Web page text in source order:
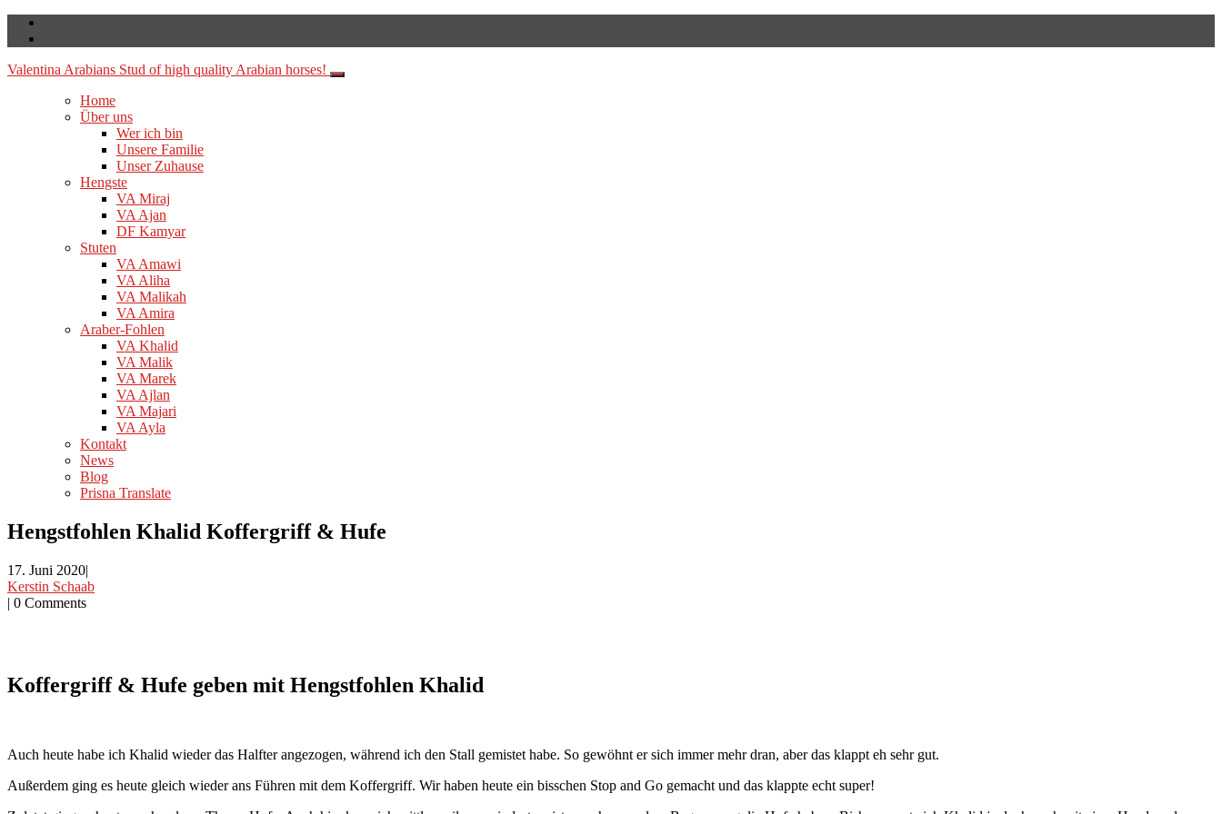
Valentina Arabians Stud of high quality Arabian horses!
Home
Über uns
Wer ich bin
Unsere Familie
Unser Zuhause
Hengste
VA Miraj
VA Ajan
DF Kamyar
Stuten
VA Amawi
VA Aliha
VA Malikah
VA Amira
Araber-Fohlen
VA Khalid
VA Malik
VA Marek
VA Ajlan
VA Majari
VA Ayla
Kontakt
News
Blog
Prisna Translate
Hengstfohlen Khalid Koffergriff & Hufe
17. Juni 2020|
Kerstin Schaab
| 0 Comments
Koffergriff & Hufe geben mit Hengstfohlen Khalid
Auch heute habe ich Khalid wieder das Halfter angezogen, während ich den Stall gemistet habe. So gewöhnt er sich immer mehr dran, aber das klappt eh sehr gut.
Außerdem ging es heute gleich wieder ans Führen mit dem Koffergriff. Wir haben heute ein bisschen Stop and Go gemacht und das klappte echt super!